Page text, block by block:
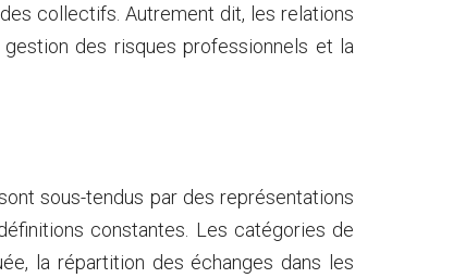
collectifs. Autrement dit, les relations
des risques professionnels et la
sous-tendus par des représentations
constantes. Les catégories de
la répartition des échanges dans les